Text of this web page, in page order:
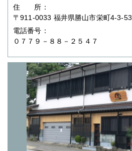
住 所：
〒911-0033 福井県勝山市栄町4-3-53
電話番号：
０７７９－８８－２５４７